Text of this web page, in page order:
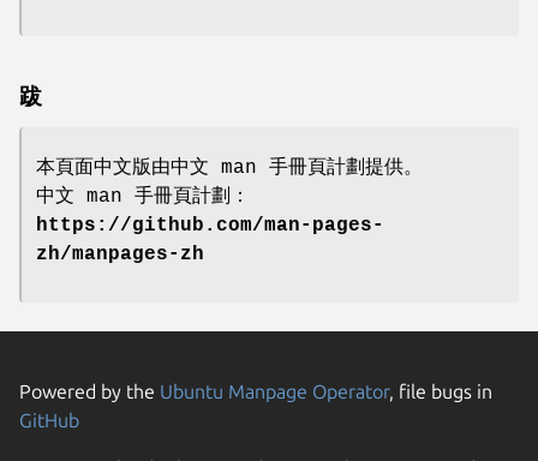
跋
本頁面中文版由中文 man 手冊頁計劃提供。
中文 man 手冊頁計劃：
https://github.com/man-pages-
zh/manpages-zh
Powered by the Ubuntu Manpage Operator, file bugs in
GitHub